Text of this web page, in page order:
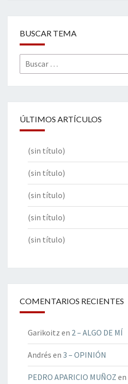
BUSCAR TEMA
Buscar
por:
ÚLTIMOS ARTÍCULOS
(sin título)
(sin título)
(sin título)
(sin título)
(sin título)
COMENTARIOS RECIENTES
Garikoitz en 2 – ALGO DE MÍ
Andrés en 3 – OPINIÓN
PEDRO APARICIO MUÑOZ en